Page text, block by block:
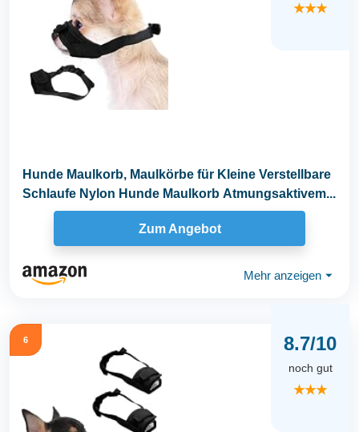
★★★
Hunde Maulkorb, Maulkörbe für Kleine Verstellbare
Schlaufe Nylon Hunde Maulkorb Atmungsaktivem...
Zum Angebot
Mehr anzeigen ⏷
6 8.7/10
noch gut
★★★